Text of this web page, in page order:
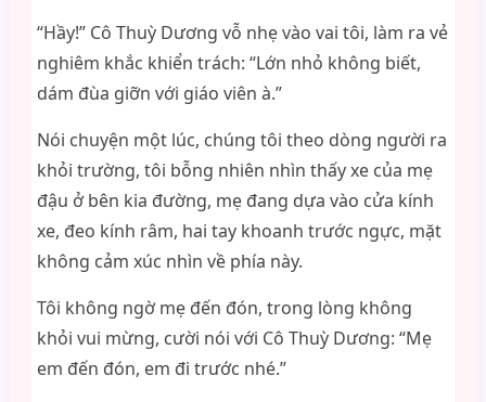
“Hầy!” Cô Thuỳ Dương vỗ nhẹ vào vai tôi, làm ra vẻ
nghiêm khắc khiển trách: “Lớn nhỏ không biết,
dám đùa giỡn với giáo viên à.”
Nói chuyện một lúc, chúng tôi theo dòng người ra
khỏi trường, tôi bỗng nhiên nhìn thấy xe của mẹ
đậu ở bên kia đường, mẹ đang dựa vào cửa kính
xe, đeo kính râm, hai tay khoanh trước ngực, mặt
không cảm xúc nhìn về phía này.
Tôi không ngờ mẹ đến đón, trong lòng không
khỏi vui mừng, cười nói với Cô Thuỳ Dương: “Mẹ
em đến đón, em đi trước nhé.”